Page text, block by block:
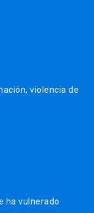
violencia de
ha vulnerado